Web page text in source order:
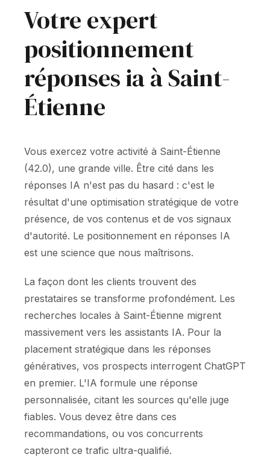
Votre expert
positionnement
réponses ia à Saint-
Étienne
Vous exercez votre activité à Saint-Étienne
(42.0), une grande ville. Être cité dans les
réponses IA n'est pas du hasard : c'est le
résultat d'une optimisation stratégique de votre
présence, de vos contenus et de vos signaux
d'autorité. Le positionnement en réponses IA
est une science que nous maîtrisons.
La façon dont les clients trouvent des
prestataires se transforme profondément. Les
recherches locales à Saint-Étienne migrent
massivement vers les assistants IA. Pour la
placement stratégique dans les réponses
génératives, vos prospects interrogent ChatGPT
en premier. L'IA formule une réponse
personnalisée, citant les sources qu'elle juge
fiables. Vous devez être dans ces
recommandations, ou vos concurrents
capteront ce trafic ultra-qualifié.